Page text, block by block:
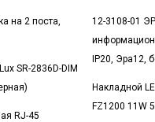
на 2 поста,
SR-2836D-DIM
RJ-45
12-3108-01
IP20, Эра12,
Накладной
FZ1200 11W